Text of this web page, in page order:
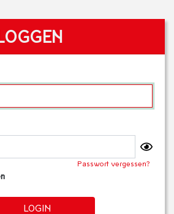
Passwort vergessen?
LOGIN